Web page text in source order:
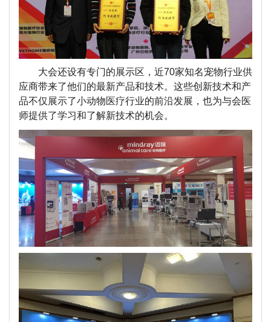
大会还设有专门的展示区，近70家知名宠物行业供
应商带来了他们的最新产品和技术。这些创新技术和产
品不仅展示了小动物医疗行业的前沿发展，也为与会医
师提供了学习和了解新技术的机会。